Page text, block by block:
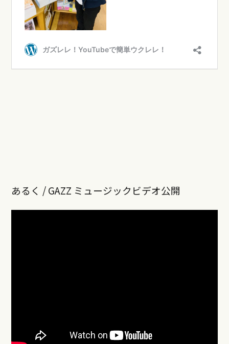
あるく / GAZZ ミュージックビデオ公開